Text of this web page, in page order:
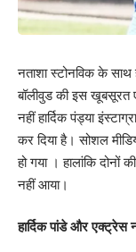
नताशा स्टोनविक के साथ
बॉलीवुड की इस
नहीं हार्दिक पंड्या
कर दिया है। सोशल
हो गया । हालांकि
नहीं आया।
हार्दिक पांडे और एक्ट्रेस